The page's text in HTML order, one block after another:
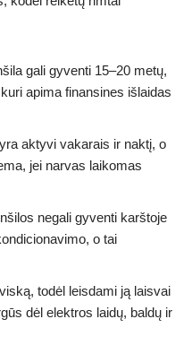
gali gyventi 15–20 metų,
apima finansines išlaidas
aktyvi vakarais ir naktį, o
jei narvas laikomas
negali gyventi karštoje
o tai
todėl leisdami ją laisvai
dėl elektros laidų, baldų ir